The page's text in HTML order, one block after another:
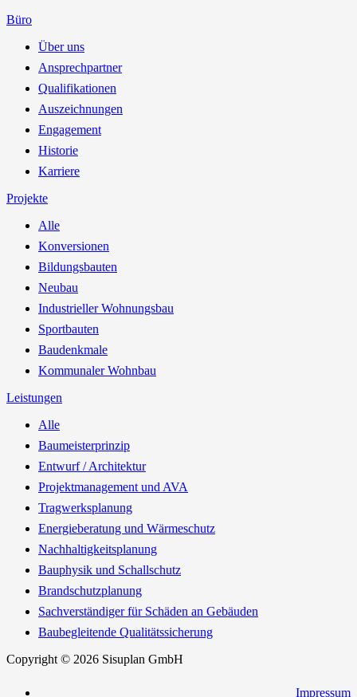
Büro
Über uns
Ansprechpartner
Qualifikationen
Auszeichnungen
Engagement
Historie
Karriere
Projekte
Alle
Konversionen
Bildungsbauten
Neubau
Industrieller Wohnungsbau
Sportbauten
Baudenkmale
Kommunaler Wohnbau
Leistungen
Alle
Baumeisterprinzip
Entwurf / Architektur
Projektmanagement und AVA
Tragwerksplanung
Energieberatung und Wärmeschutz
Nachhaltigkeitsplanung
Bauphysik und Schallschutz
Brandschutzplanung
Sachverständiger für Schäden an Gebäuden
Baubegleitende Qualitätssicherung
Copyright © 2026 Sisuplan GmbH
Impressum